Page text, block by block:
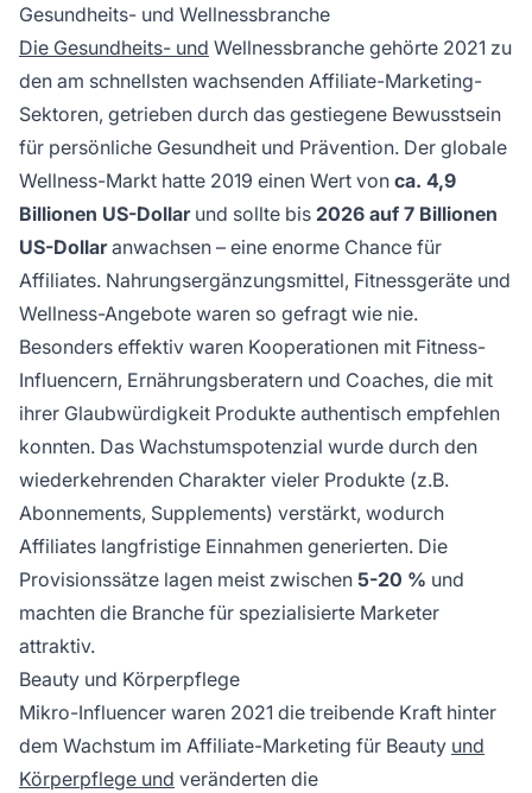
Gesundheits- und Wellnessbranche
Die Gesundheits- und Wellnessbranche gehörte 2021 zu
den am schnellsten wachsenden Affiliate-Marketing-
Sektoren, getrieben durch das gestiegene Bewusstsein
für persönliche Gesundheit und Prävention. Der globale
Wellness-Markt hatte 2019 einen Wert von ca. 4,9
Billionen US-Dollarund sollte bis 2026 auf 7 Billionen
US-Dollaranwachsen – eine enorme Chance für
Affiliates. Nahrungsergänzungsmittel, Fitnessgeräte und
Wellness-Angebote waren so gefragt wie nie.
Besonders effektiv waren Kooperationen mit Fitness-
Influencern, Ernährungsberatern und Coaches, die mit
ihrer Glaubwürdigkeit Produkte authentisch empfehlen
konnten. Das Wachstumspotenzial wurde durch den
wiederkehrenden Charakter vieler Produkte (z.B.
Abonnements, Supplements) verstärkt, wodurch
Affiliates langfristige Einnahmen generierten. Die
Provisionssätze lagen meist zwischen 5-20 % und
machten die Branche für spezialisierte Marketer
attraktiv.
Beauty und Körperpflege
Mikro-Influencer waren 2021 die treibende Kraft hinter
dem Wachstum im Affiliate-Marketing für Beauty und
Körperpflege und veränderten die